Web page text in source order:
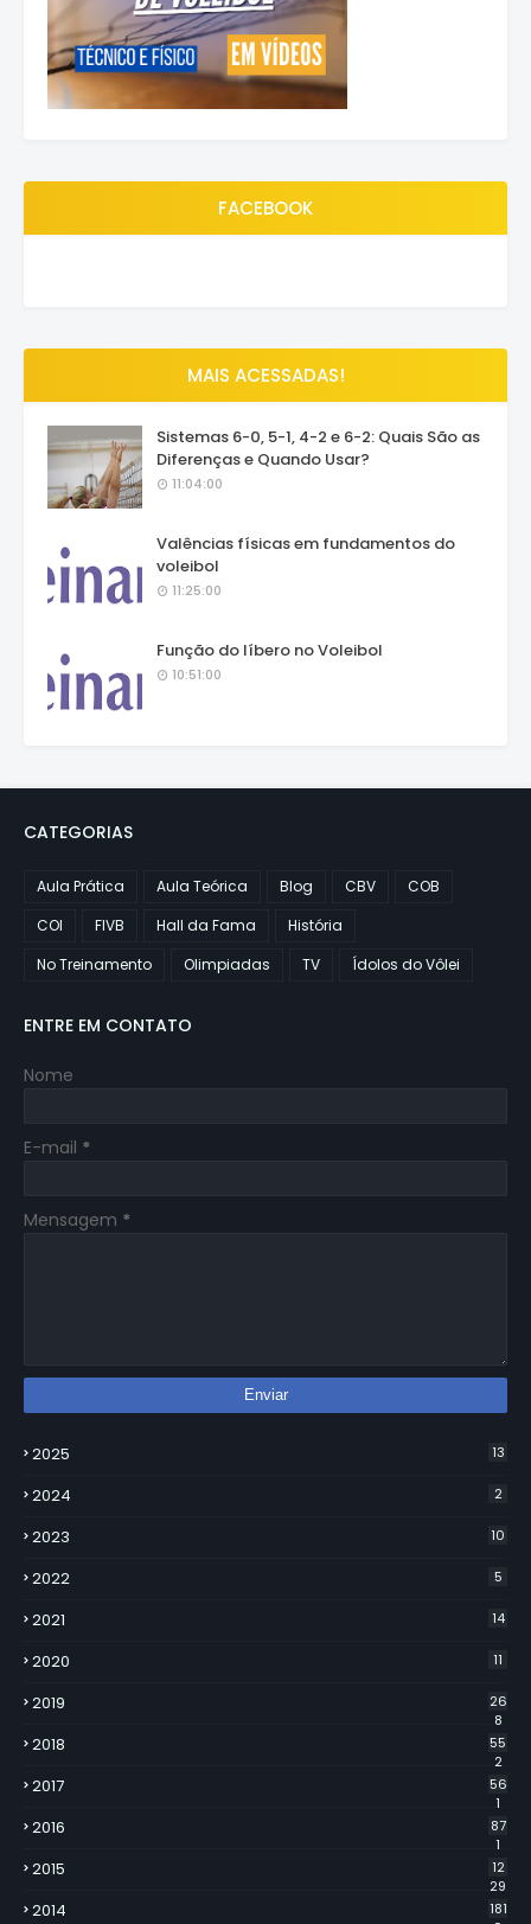
FACEBOOK
MAIS ACESSADAS!
Sistemas 6-0, 5-1, 4-2 e 6-2: Quais São as
Diferenças e Quando Usar?
11:04:00
Valências físicas em fundamentos do
voleibol
11:25:00
Função do líbero no Voleibol
10:51:00
CATEGORIAS
Aula Prática Aula Teórica Blog CBV
COB
COI
FIVB Hall da Fama
História
No Treinamento
Olimpiadas TV Ídolos do Vôlei
ENTRE EM CONTATO
Nome
E-mail *
Mensagem *
2025 13
2024 2
2023 10
2022 5
2021 14
2020 11
2019
26
8
2018
55
2
2017
56
1
2016
87
1
2015
12
29
2014
181